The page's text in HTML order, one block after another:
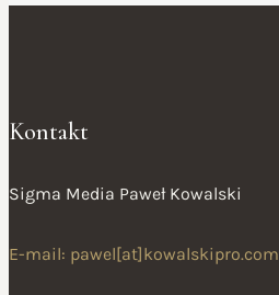
Kontakt
Sigma Media Paweł Kowalski
E-mail: pawel[at]kowalskipro.com